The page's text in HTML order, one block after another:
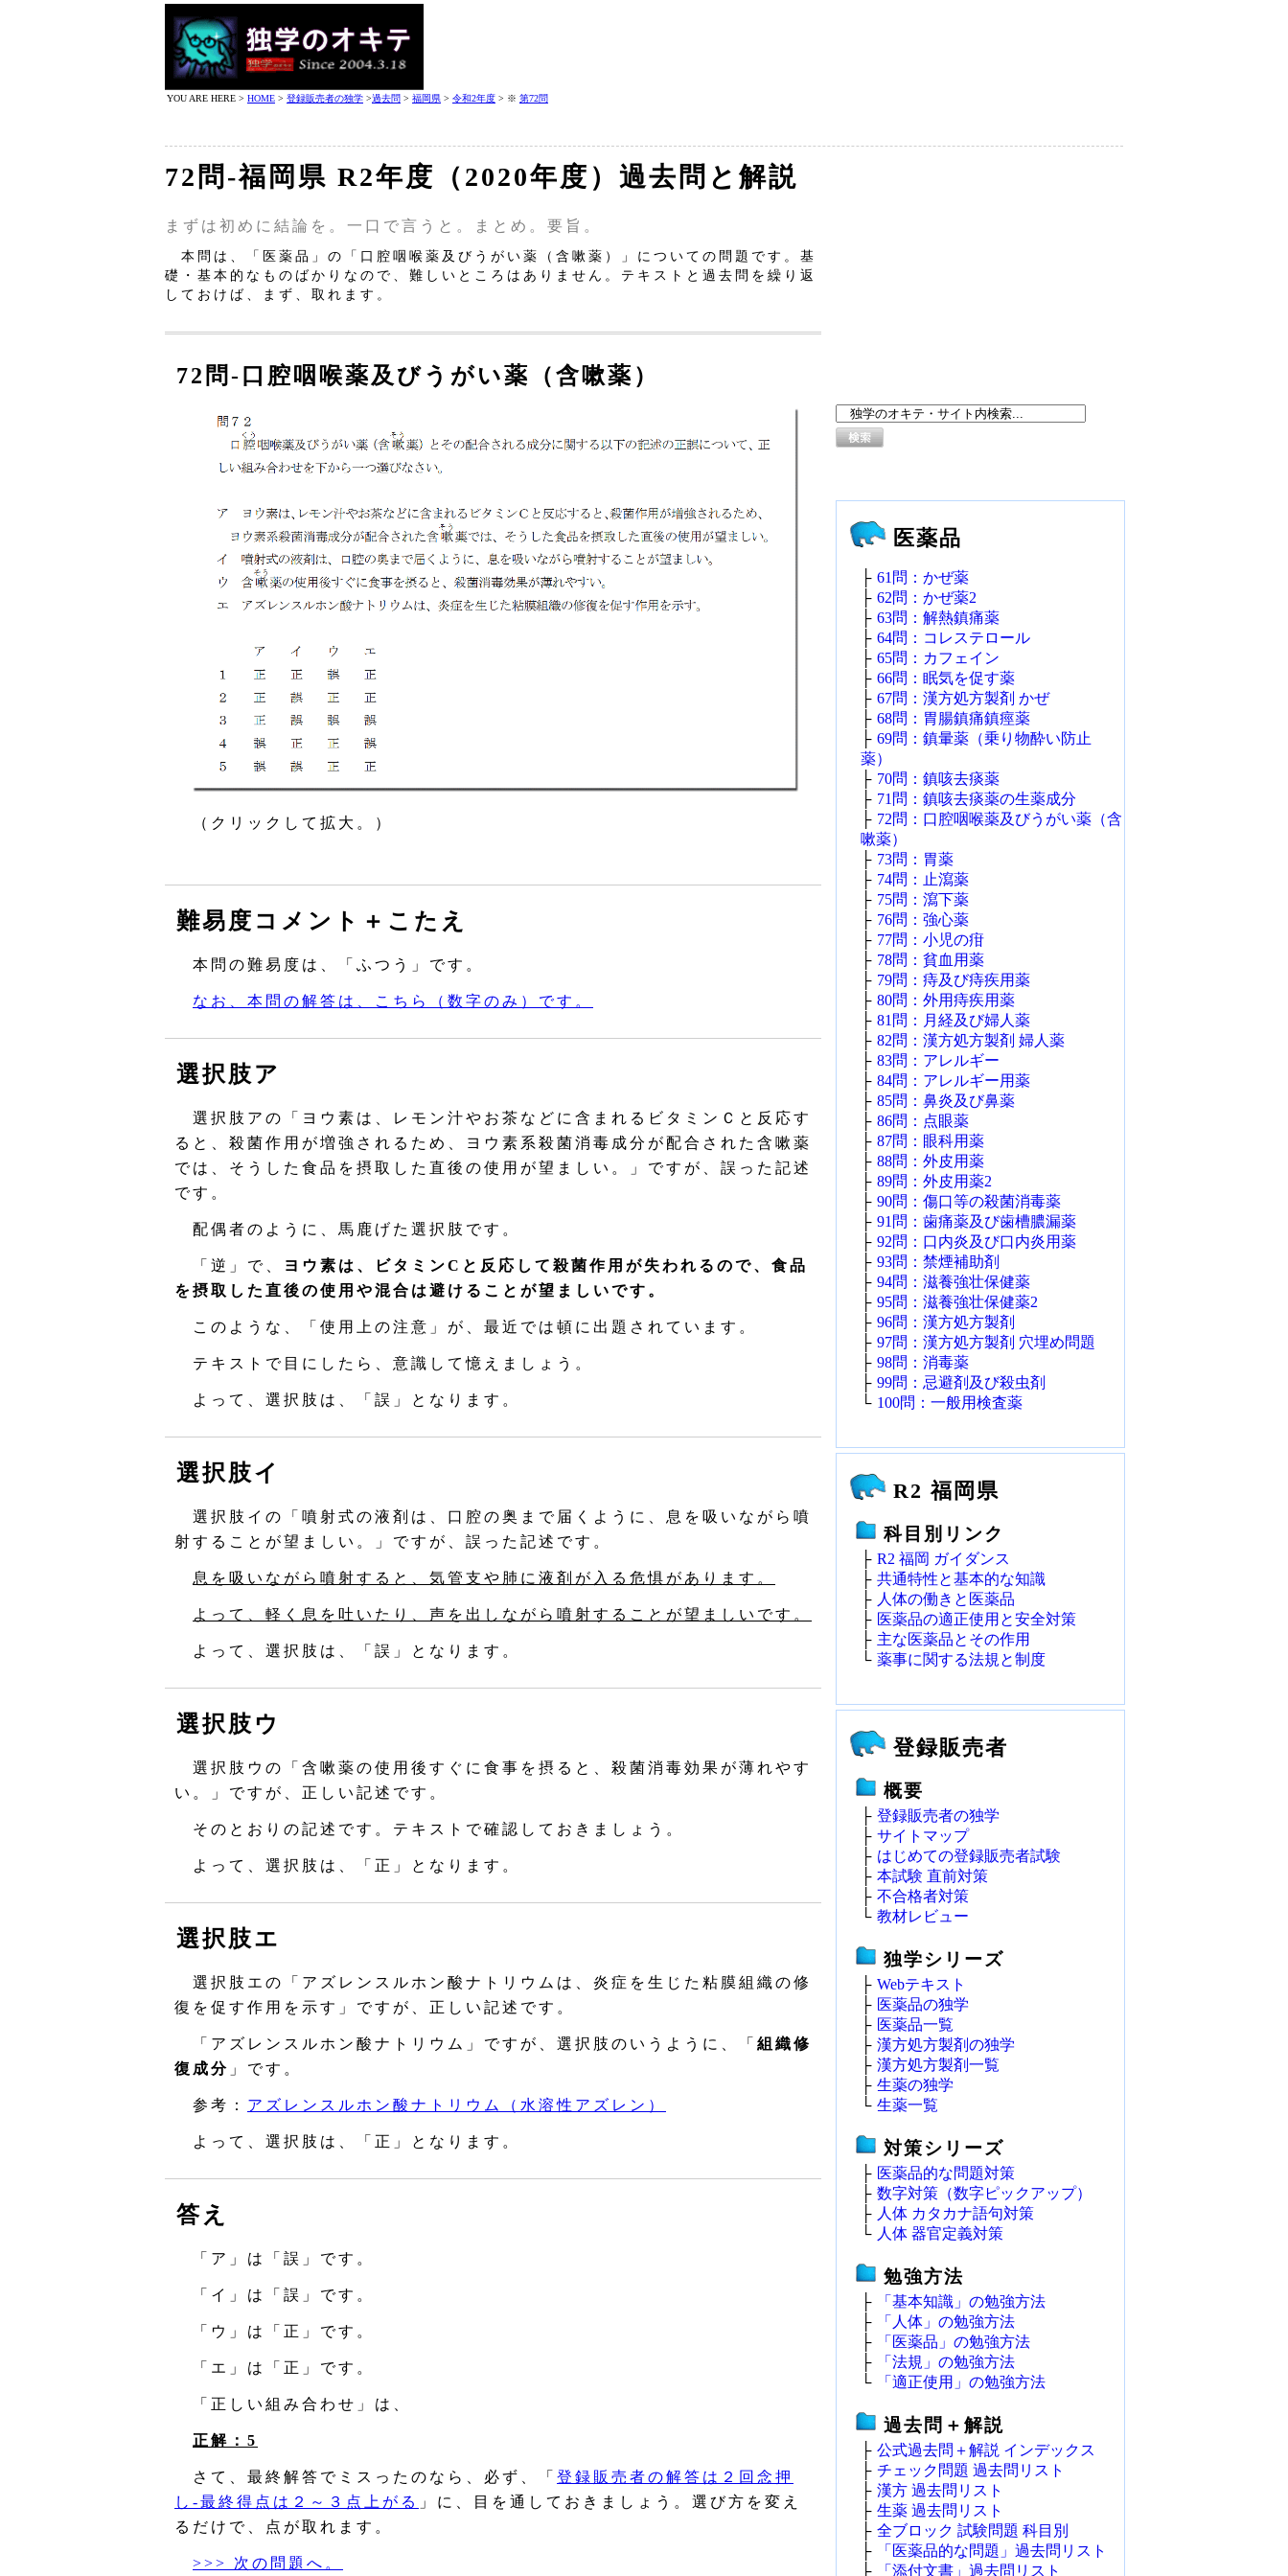
YOU ARE HERE > HOME > 登録販売者の独学 >過去問 > 福岡県 > 令和2年度 > ※ 第72問
72問‐福岡県 R2年度（2020年度）過去問と解説
まずは初めに結論を。一口で言うと。まとめ。要旨。
本問は、「医薬品」の「口腔咽喉薬及びうがい薬（含嗽薬）」についての問題です。基
礎・基本的なものばかりなので、難しいところはありません。テキストと過去問を繰り返
しておけば、まず、取れます。
72問‐口腔咽喉薬及びうがい薬（含嗽薬）
（クリックして拡大。）
難易度コメント＋こたえ
本問の難易度は、「ふつう」です。
なお、本問の解答は、こちら（数字のみ）です。
選択肢ア
選択肢アの「ヨウ素は、レモン汁やお茶などに含まれるビタミンＣと反応す
ると、殺菌作用が増強されるため、ヨウ素系殺菌消毒成分が配合された含嗽薬
では、そうした食品を摂取した直後の使用が望ましい。」ですが、誤った記述
です。
配偶者のように、馬鹿げた選択肢です。
「逆」で、
ヨウ素は、ビタミンCと反応して殺菌作用が失われるので、食品
を摂取した直後の使用や混合は避けることが望ましいです。
このような、「使用上の注意」が、最近では頓に出題されています。
テキストで目にしたら、意識して憶えましょう。
よって、選択肢は、「誤」となります。
選択肢イ
選択肢イの「噴射式の液剤は、口腔の奥まで届くように、息を吸いながら噴
射することが望ましい。」ですが、誤った記述です。
息を吸いながら噴射すると、気管支や肺に液剤が入る危惧があります。
よって、軽く息を吐いたり、声を出しながら噴射することが望ましいです。
よって、選択肢は、「誤」となります。
選択肢ウ
選択肢ウの「含嗽薬の使用後すぐに食事を摂ると、殺菌消毒効果が薄れやす
い。」ですが、正しい記述です。
そのとおりの記述です。テキストで確認しておきましょう。
よって、選択肢は、「正」となります。
選択肢エ
選択肢エの「アズレンスルホン酸ナトリウムは、炎症を生じた粘膜組織の修
復を促す作用を示す」ですが、正しい記述です。
「アズレンスルホン酸ナトリウム」ですが、選択肢のいうように、「 組織修
復成分 」です。
参考： アズレンスルホン酸ナトリウム（水溶性アズレン）
よって、選択肢は、「正」となります。
答え
「ア」は「誤」です。
「イ」は「誤」です。
「ウ」は「正」です。
「エ」は「正」です。
「正しい組み合わせ」は、
正解：5
さて、最終解答でミスったのなら、必ず、「 登録販売者の解答は２回念押
し‐最終得点は２～３点上がる 」に、目を通しておきましょう。選び方を変え
るだけで、点が取れます。
>>> 次の問題へ。
医薬品
├ 61問：かぜ薬
├ 62問：かぜ薬2
├ 63問：解熱鎮痛薬
├ 64問：コレステロール
├ 65問：カフェイン
├ 66問：眠気を促す薬
├ 67問：漢方処方製剤 かぜ
├ 68問：胃腸鎮痛鎮痙薬
├ 69問：鎮暈薬（乗り物酔い防止
薬）
├ 70問：鎮咳去痰薬
├ 71問：鎮咳去痰薬の生薬成分
├ 72問：口腔咽喉薬及びうがい薬（含
嗽薬）
├ 73問：胃薬
├ 74問：止瀉薬
├ 75問：瀉下薬
├ 76問：強心薬
├ 77問：小児の疳
├ 78問：貧血用薬
├ 79問：痔及び痔疾用薬
├ 80問：外用痔疾用薬
├ 81問：月経及び婦人薬
├ 82問：漢方処方製剤 婦人薬
├ 83問：アレルギー
├ 84問：アレルギー用薬
├ 85問：鼻炎及び鼻薬
├ 86問：点眼薬
├ 87問：眼科用薬
├ 88問：外皮用薬
├ 89問：外皮用薬2
├ 90問：傷口等の殺菌消毒薬
├ 91問：歯痛薬及び歯槽膿漏薬
├ 92問：口内炎及び口内炎用薬
├ 93問：禁煙補助剤
├ 94問：滋養強壮保健薬
├ 95問：滋養強壮保健薬2
├ 96問：漢方処方製剤
├ 97問：漢方処方製剤 穴埋め問題
├ 98問：消毒薬
├ 99問：忌避剤及び殺虫剤
└ 100問：一般用検査薬
R2 福岡県
科目別リンク
├ R2 福岡 ガイダンス
├ 共通特性と基本的な知識
├ 人体の働きと医薬品
├ 医薬品の適正使用と安全対策
├ 主な医薬品とその作用
└ 薬事に関する法規と制度
登録販売者
概要
├ 登録販売者の独学
├ サイトマップ
├ はじめての登録販売者試験
├ 本試験 直前対策
├ 不合格者対策
└ 教材レビュー
独学シリーズ
├ Webテキスト
├ 医薬品の独学
├ 医薬品一覧
├ 漢方処方製剤の独学
├ 漢方処方製剤一覧
├ 生薬の独学
└ 生薬一覧
対策シリーズ
├ 医薬品的な問題対策
├ 数字対策（数字ピックアップ）
├ 人体 カタカナ語句対策
└ 人体 器官定義対策
勉強方法
├
「基本知識」の勉強方法
├
「人体」の勉強方法
├
「医薬品」の勉強方法
├
「法規」の勉強方法
└
「適正使用」の勉強方法
過去問＋解説
├ 公式過去問＋解説 インデックス
├ チェック問題 過去問リスト
├ 漢方 過去問リスト
├ 生薬 過去問リスト
├ 全ブロック 試験問題 科目別
├
「医薬品的な問題」過去問リスト
├
「添付文書」過去問リスト